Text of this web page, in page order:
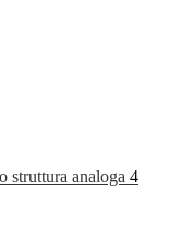
struttura analoga 4